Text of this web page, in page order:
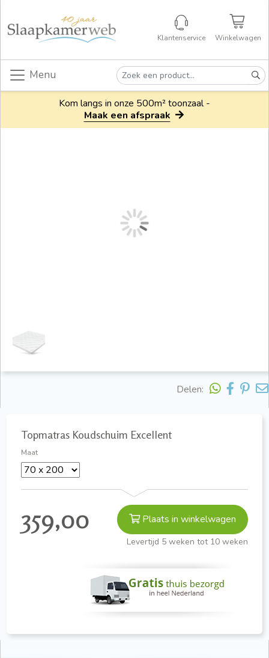
Klantenservice Winkelwagen
Menu
Kom langs in onze 500m² toonzaal -
Maak een afspraak
Delen:
Topmatras Koudschuim Excellent
Maat
359,00 Plaats in winkelwagen
Levertijd 5 weken tot 10 weken